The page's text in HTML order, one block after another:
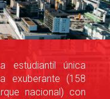
estudiantil única
exuberante (158
nacional) con